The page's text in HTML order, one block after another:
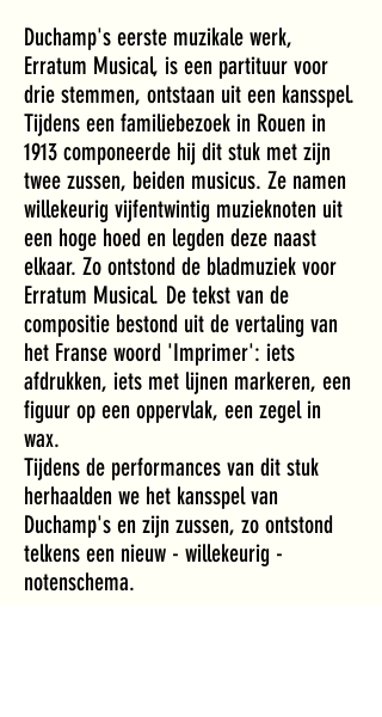
Duchamp's eerste muzikale werk,
Erratum Musical, is een partituur voor
drie stemmen, ontstaan uit een kansspel.
Tijdens een familiebezoek in Rouen in
1913 componeerde hij dit stuk met zijn
twee zussen, beiden musicus. Ze namen
willekeurig vijfentwintig muzieknoten uit
een hoge hoed en legden deze naast
elkaar. Zo ontstond de bladmuziek voor
Erratum Musical. De tekst van de
compositie bestond uit de vertaling van
het Franse woord 'Imprimer': iets
afdrukken, iets met lijnen markeren, een
figuur op een oppervlak, een zegel in
wax.
Tijdens de performances van dit stuk
herhaalden we het kansspel van
Duchamp's en zijn zussen, zo ontstond
telkens een nieuw - willekeurig -
notenschema.